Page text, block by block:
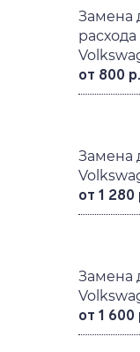
Замена
от 800 р.
Замена
от 1 280
Замена
от 1 600